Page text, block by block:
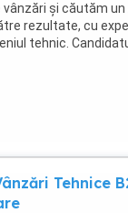
și căutăm
rezultate, cu
tehnic.
Capacitate ...
Tehnice